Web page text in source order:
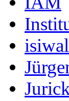
isiwal